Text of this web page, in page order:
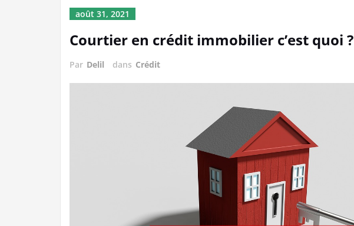
août 31, 2021
Courtier en crédit immobilier c’est quoi ?
Par Delil dans Crédit